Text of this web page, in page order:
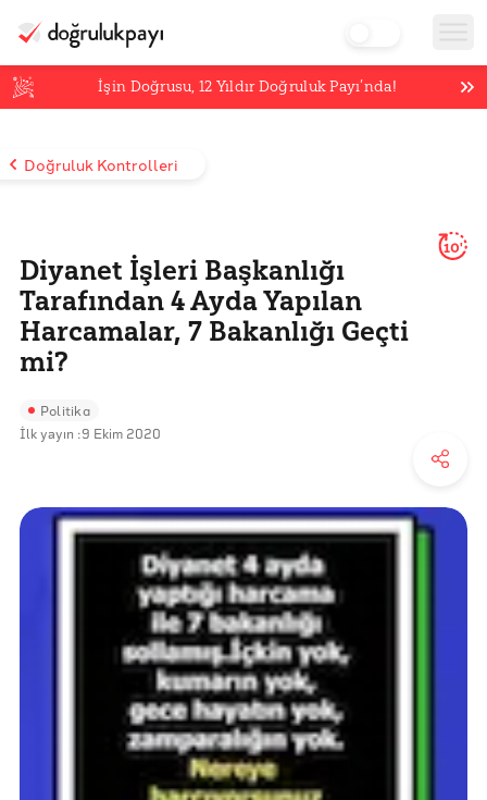
İşin Doğrusu,12 Yıldır Doğruluk Payı’nda!
Doğruluk Kontrolleri
Diyanet İşleri Başkanlığı
Tarafından 4 Ayda Yapılan
Harcamalar, 7 Bakanlığı Geçti
mi?
10'
Politika
İlk yayın :9 Ekim 2020